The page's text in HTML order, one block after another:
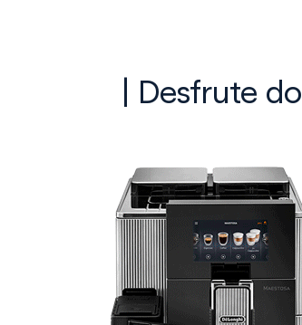
| Desfrute do